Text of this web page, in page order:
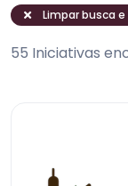
Limpar busca
55 Iniciativas